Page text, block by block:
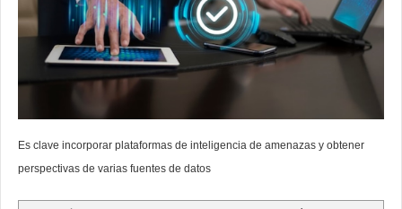
Es clave incorporar plataformas de inteligencia de amenazas y obtener
perspectivas de varias fuentes de datos